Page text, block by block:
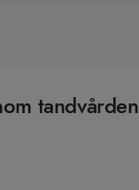
tandvården